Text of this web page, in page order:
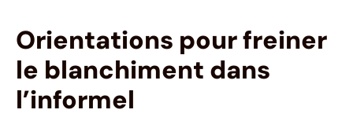
Orientations pour freiner
le blanchiment dans
l’informel